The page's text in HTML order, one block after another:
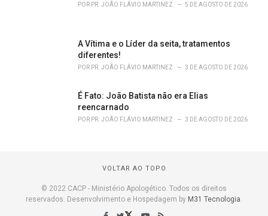
POR PR. JOÃO FLÁVIO MARTINEZ 5 DE AGOSTO DE 2026
A Vítima e o Líder da seita, tratamentos
diferentes!
POR PR. JOÃO FLÁVIO MARTINEZ 3 DE AGOSTO DE 2026
É Fato: João Batista não era Elias
reencarnado
POR PR. JOÃO FLÁVIO MARTINEZ 3 DE AGOSTO DE 2026
VOLTAR AO TOPO
© 2022 CACP - Ministério Apologético. Todos os direitos
reservados. Desenvolvimento e Hospedagem by M31 Tecnologia